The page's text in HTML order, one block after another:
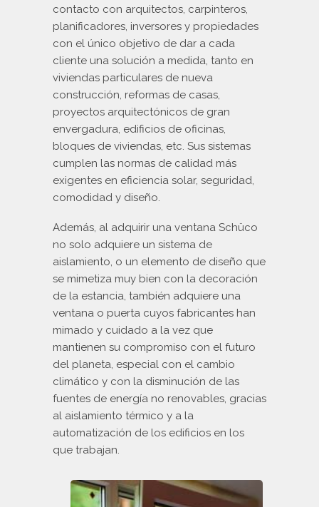
contacto con arquitectos, carpinteros,
planificadores, inversores y propiedades
con el único objetivo de dar a cada
cliente una solución a medida, tanto en
viviendas particulares de nueva
construcción, reformas de casas,
proyectos arquitectónicos de gran
envergadura, edificios de oficinas,
bloques de viviendas, etc. Sus sistemas
cumplen las normas de calidad más
exigentes en eficiencia solar, seguridad,
comodidad y diseño.
Además, al adquirir una ventana Schüco
no solo adquiere un sistema de
aislamiento, o un elemento de diseño que
se mimetiza muy bien con la decoración
de la estancia, también adquiere una
ventana o puerta cuyos fabricantes han
mimado y cuidado a la vez que
mantienen su compromiso con el futuro
del planeta, especial con el cambio
climático y con la disminución de las
fuentes de energía no renovables, gracias
al aislamiento térmico y a la
automatización de los edificios en los
que trabajan.